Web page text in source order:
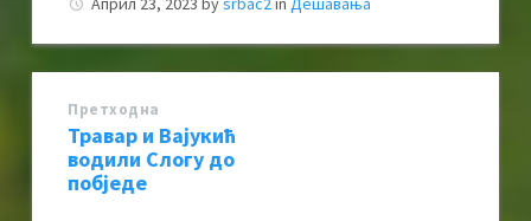
Претходна
Травар и Вајукић
водили Слогу до
побједе